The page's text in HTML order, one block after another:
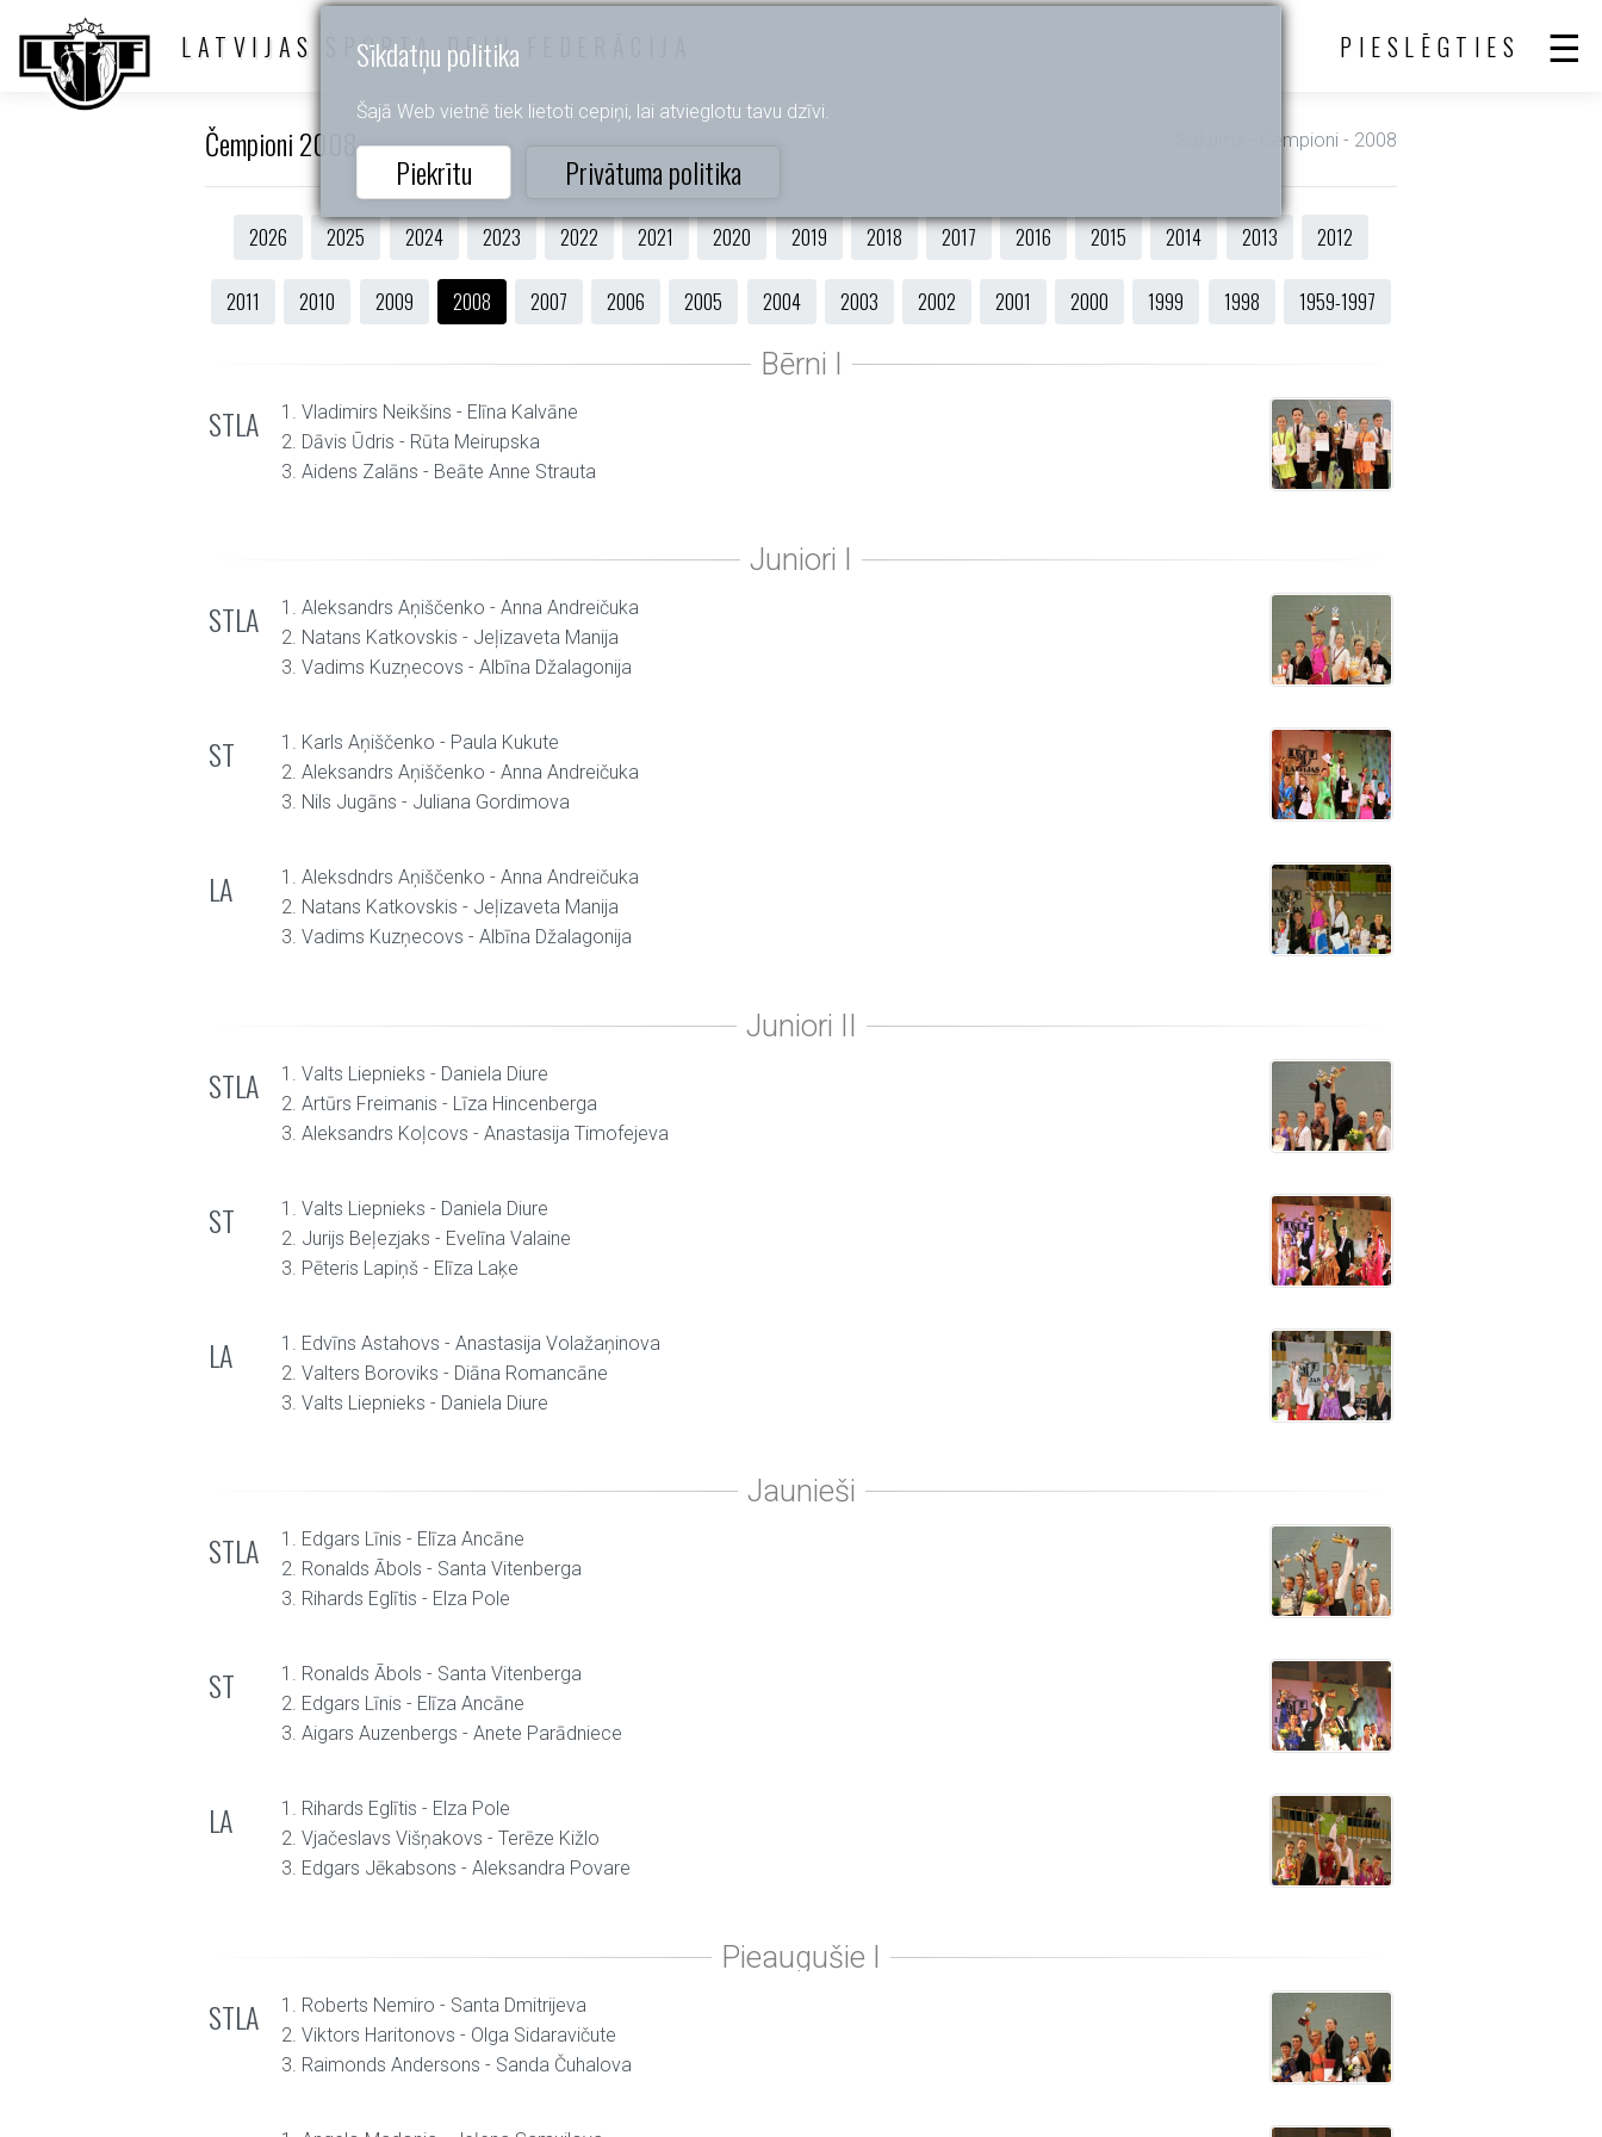
Sīkdatņu politika
Šajā Web vietnē tiek lietoti cepiņi, lai atvieglotu tavu dzīvi.
Piekrītu Privātuma politika
LATVIJAS SPORTA DEJU FEDERĀCIJA PIESLĒGTIES
Čempioni 2008 - Čempioni - 2008
2026 2025 2024 2023 2022 2021 2020 2019 2018 2017 2016 2015 2014 2013 2012
2011 2010 2009 2008 2007 2006 2005 2004 2003 2002 2001 2000 1999 1998 1959-1997
STLA
1. Vladimirs Neikšins - Elīna Kalvāne
2. Dāvis Ūdris - Rūta Meirupska
3. Aidens Zalāns - Beāte Anne Strauta
STLA
1. Aleksandrs Aņiščenko - Anna Andreičuka
2. Natans Katkovskis - Jeļizaveta Manija
3. Vadims Kuzņecovs - Albīna Džalagonija
ST
1. Karls Aņiščenko - Paula Kukute
2. Aleksandrs Aņiščenko - Anna Andreičuka
3. Nils Jugāns - Juliana Gordimova
LA
1. Aleksdndrs Aņiščenko - Anna Andreičuka
2. Natans Katkovskis - Jeļizaveta Manija
3. Vadims Kuzņecovs - Albīna Džalagonija
STLA
1. Valts Liepnieks - Daniela Diure
2. Artūrs Freimanis - Līza Hincenberga
3. Aleksandrs Koļcovs - Anastasija Timofejeva
ST
1. Valts Liepnieks - Daniela Diure
2. Jurijs Beļezjaks - Evelīna Valaine
3. Pēteris Lapiņš - Elīza Laķe
LA
1. Edvīns Astahovs - Anastasija Volažaņinova
2. Valters Boroviks - Diāna Romancāne
3. Valts Liepnieks - Daniela Diure
STLA
1. Edgars Līnis - Elīza Ancāne
2. Ronalds Ābols - Santa Vitenberga
3. Rihards Eglītis - Elza Pole
ST
1. Ronalds Ābols - Santa Vitenberga
2. Edgars Līnis - Elīza Ancāne
3. Aigars Auzenbergs - Anete Parādniece
LA
1. Rihards Eglītis - Elza Pole
2. Vjačeslavs Višņakovs - Terēze Kižlo
3. Edgars Jēkabsons - Aleksandra Povare
STLA
1. Roberts Nemiro - Santa Dmitrijeva
2. Viktors Haritonovs - Olga Sidaravičute
3. Raimonds Andersons - Sanda Čuhalova